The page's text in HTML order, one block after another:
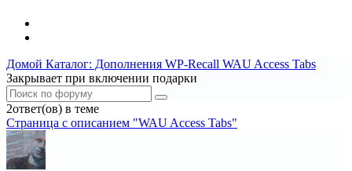
Домой Каталог: Дополнения WP-Recall WAU Access Tabs
Закрывает при включении подарки
2ответ(ов) в теме
Страница c описанием "WAU Access Tabs"